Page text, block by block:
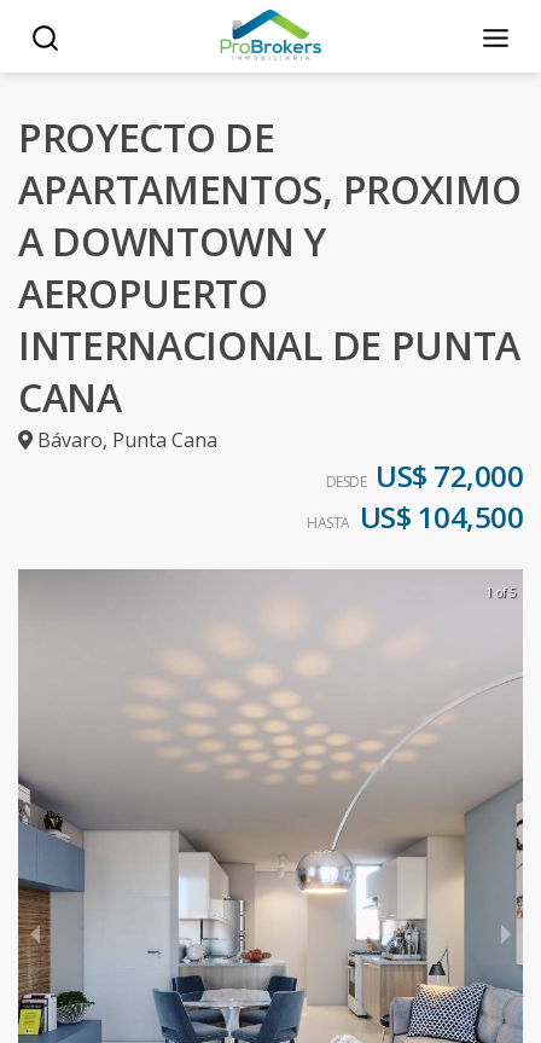
PROYECTO DE
APARTAMENTOS, PROXIMO
A DOWNTOWN Y
AEROPUERTO
INTERNACIONAL DE PUNTA
CANA
Bávaro, Punta Cana
DESDE US$ 72,000
HASTA US$ 104,500
1 of 5